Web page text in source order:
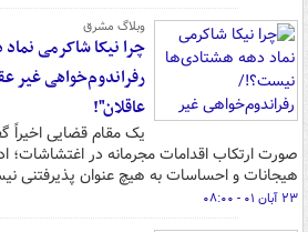
وبلاگ مشرق
چرا نیکا شاکرمی
رفراندوم‌خواهی غیر
عاقلان"!
یک مقام قضایی اخیراً
صورت ارتکاب اقدامات مجرمانه در اغتشاشات؛
هیجانات و احساسات به هیچ عنوان پذیرفتنی
۲۳ آبان ۰۱ - ۰۸:۰۰